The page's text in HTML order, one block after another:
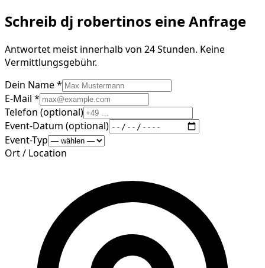
Schreib dj robertinos eine Anfrage
Antwortet meist innerhalb von 24 Stunden. Keine
Vermittlungsgebühr.
Dein Name *
E-Mail *
Telefon (optional)
Event-Datum (optional)
Event-Typ
Ort / Location